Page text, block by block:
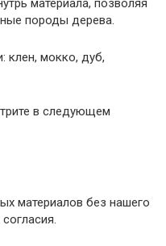
породы дерева.
клен, мокко, дуб,
в следующем
материалов без нашего